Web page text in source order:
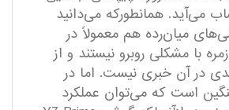
می‌آید. همانطورکه می‌دانید
میان‌رده هم معمولاً در
با مشکلی روبرو نیستند و از
در آن خبری نیست. اما در
است که می‌توان عملکرد